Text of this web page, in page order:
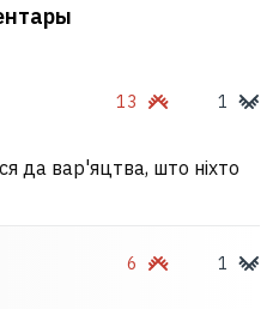
13 1
да вар'яцтва, што ніхто
6 1
здымала
а яе раптам
8